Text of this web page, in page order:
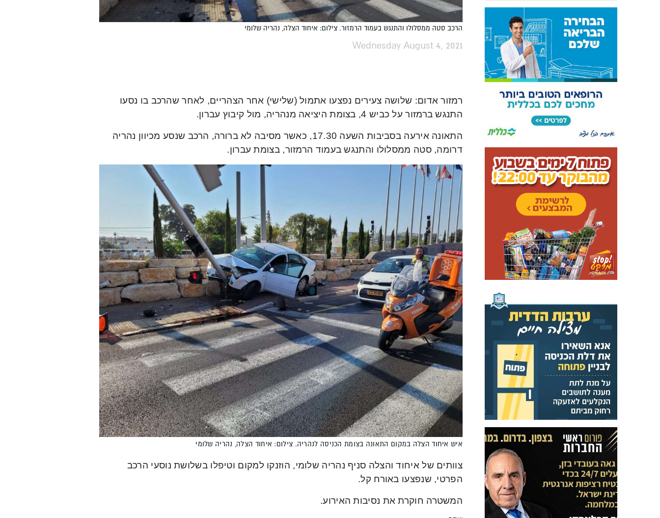
הרכב סטה ממסלולו והתנגש בעמוד הרמזור. צילום: איחוד הצלה, נהריה שלומי
Wednesday August 4, 2021
רמזור אדום: שלושה צעירים נפצעו אתמול (שלישי) אחר הצהריים, לאחר שהרכב בו נסעו
התנגש ברמזור על כביש 4, בצומת היציאה מנהריה, מול קיבוץ עברון.
התאונה אירעה בסביבות השעה 17.30, כאשר מסיבה לא ברורה, הרכב שנסע מכיוון נהריה
דרומה, סטה ממסלולו והתנגש בעמוד הרמזור, בצומת עברון.
איש איחוד הצלה במקום התאונה בצומת הכניסה לנהריה. צילום: איחוד הצלה, נהריה שלומי
צוותים של איחוד והצלה סניף נהריה שלומי, הוזנקו למקום וטיפלו בשלושת נוסעי הרכב
הפרטי, שנפצעו באורח קל.
המשטרה חוקרת את נסיבות האירוע.